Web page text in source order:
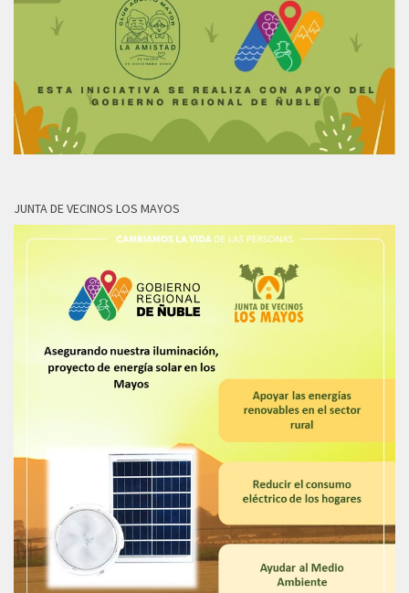
JUNTA DE VECINOS LOS MAYOS